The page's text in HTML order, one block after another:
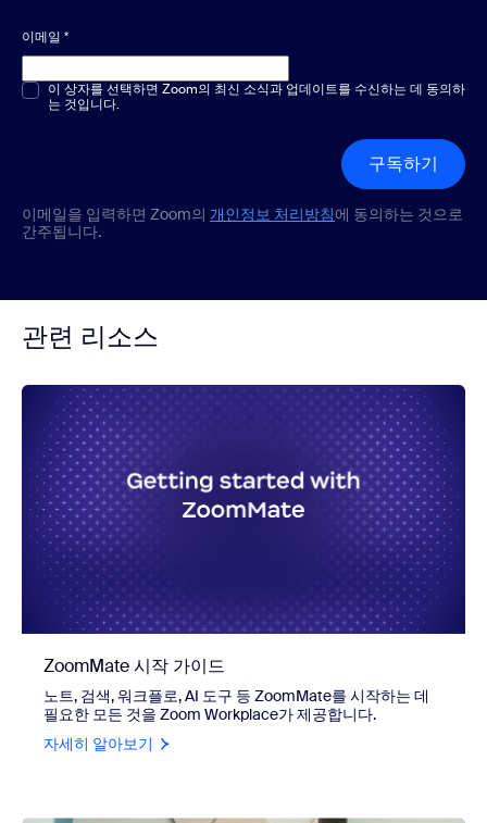
이메일 *
객관식 또는 단답형*
이 상자를 선택하면 Zoom의 최신 소식과 업데이트를 수신하는 데 동의하
는 것입니다.
구독하기
이메일을 입력하면 Zoom의 개인정보 처리방침에 동의하는 것으로
간주됩니다.
관련 리소스
ZoomMate 시작 가이드
노트, 검색, 워크플로, AI 도구 등 ZoomMate를 시작하는 데
필요한 모든 것을 Zoom Workplace가 제공합니다.
자세히 알아보기